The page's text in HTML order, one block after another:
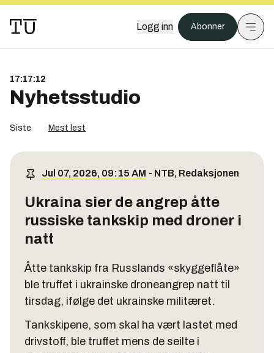
Logg inn Abonner
17:17:12
Nyhetsstudio
Siste Mest lest
Jul 07, 2026, 09:15 AM - NTB, Redaksjonen
Ukraina sier de angrep åtte
russiske tankskip med droner i
natt
Åtte tankskip fra Russlands «skyggeflåte»
ble truffet i ukrainske droneangrep natt til
tirsdag, ifølge det ukrainske militæret.
Tankskipene, som skal ha vært lastet med
drivstoff, ble truffet mens de seilte i